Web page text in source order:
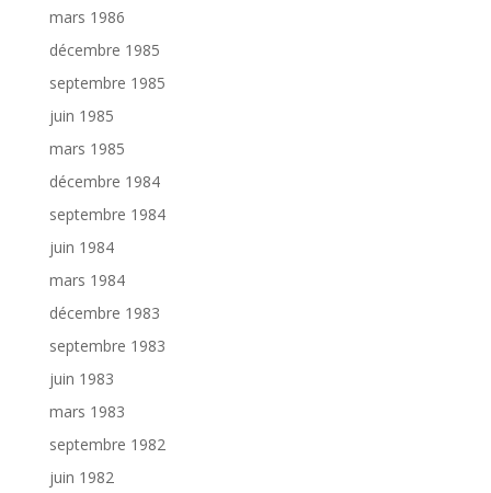
mars 1986
décembre 1985
septembre 1985
juin 1985
mars 1985
décembre 1984
septembre 1984
juin 1984
mars 1984
décembre 1983
septembre 1983
juin 1983
mars 1983
septembre 1982
juin 1982